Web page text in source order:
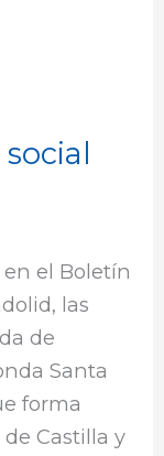
el Boletín
las
de
Santa
forma
Castilla y